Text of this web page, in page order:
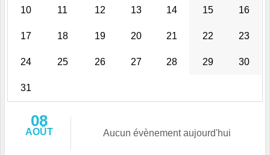
10 11 12 13 14 15 16
17 18 19 20 21 22 23
24 25 26 27 28 29 30
31
08
AOÛT Aucun évènement aujourd'hui